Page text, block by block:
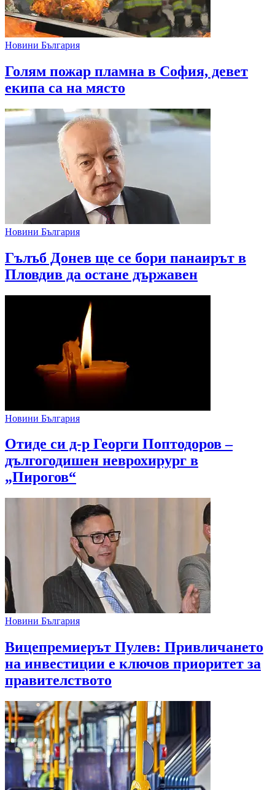
Новини България
Голям пожар пламна в София, девет
екипа са на място
Новини България
Гълъб Донев ще се бори панаирът в
Пловдив да остане държавен
Новини България
Отиде си д-р Георги Поптодоров –
дългогодишен неврохирург в
„Пирогов“
Новини България
Вицепремиерът Пулев: Привличането
на инвестиции е ключов приоритет за
правителството